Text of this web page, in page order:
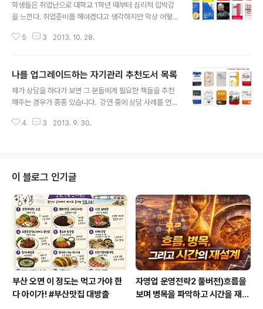
학생들은 취업난으로 대학교 1학년 때부터 심리적 압박감
을 느낀다. 취업준비를 해야겠다고 생각하지만 막상 어떻
그러면 나는 학생들에게 경제경영 분야 도서들을 추천한
범하는 경우가 많다는 사실을 알게 되었습니다. 그만큼 기
업이나 조직에 대한 이해가 부족하다는 것이 현실이다. 막
상 취업이 어렵다고 해서 두려움을 가지고는 있지만 정작
체인지 전혀 이해를 못하는 경우가 많다. 그러다보니 막상
5 3 2013. 10. 28.
나를 업그레이드하는 자기관리 추천도서 목록
제가 상담을 하다가 보면 그 분들에게 필요한 책들을 추천
해주는 경우가 종종 있습니다. 강연 중에 상담 사례를 언급
하면 청중들 중에서 상담자에게 추천해주신 책들이 어떤
다. 이들 도서는 제가 대학 강연할 때 학생들에게 과제물로
도 요청하는 추천도서여서 어쩌면 저에게는 영업 기밀에
가까울 정도로 중요한 내용이기도 합니다^^. 하지만 제가
공개하는 이유는 사람들이 조금 더 좋은 책들을 읽고 삶의
작은 변화를 이뤄갔으면 하는 바람 때문입니다. 제가 추천
드리는 책이 최고의 책이라고 말할 수는 없습니다..
4 3 2013. 9. 30.
이 블로그 인기글
부산 오면 이 정도는 먹고 가야 한
다 아이가! #부산맛집 대방출
자영업 운영전략2 풀버전)흐름을
보며 병목을 파악하고 시간을 재설